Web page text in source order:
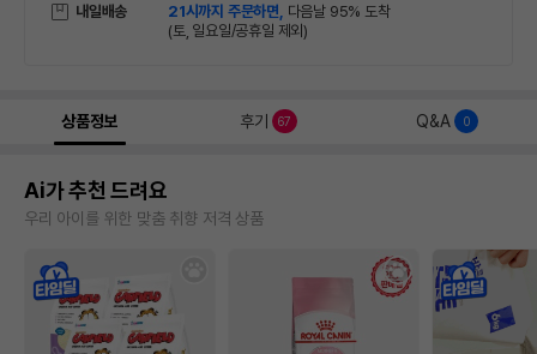
내일배송 21시까지 주문하면, 다음날 95% 도착
(토, 일요일/공휴일 제외)
상품정보 후기 67 Q&A 0
Ai가 추천 드려요
우리 아이를 위한 맞춤 취향 저격 상품